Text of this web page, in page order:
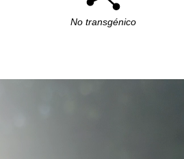
No transgénico